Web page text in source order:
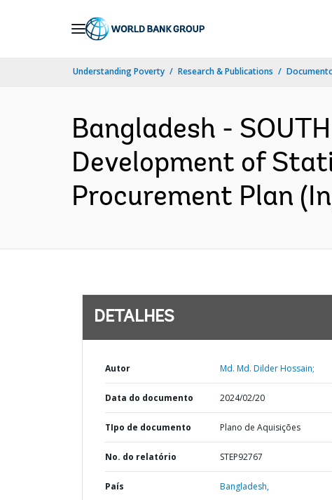
Understanding Poverty Research & Publications
Bangladesh -
Development of
Procurement Plan
DETALHES
Autor Md. Md. Dilder Hossain;
Data do documento 2024/02/20
TIpo de documento Plano de Aquisições
No. do relatório STEP92767
País Bangladesh,